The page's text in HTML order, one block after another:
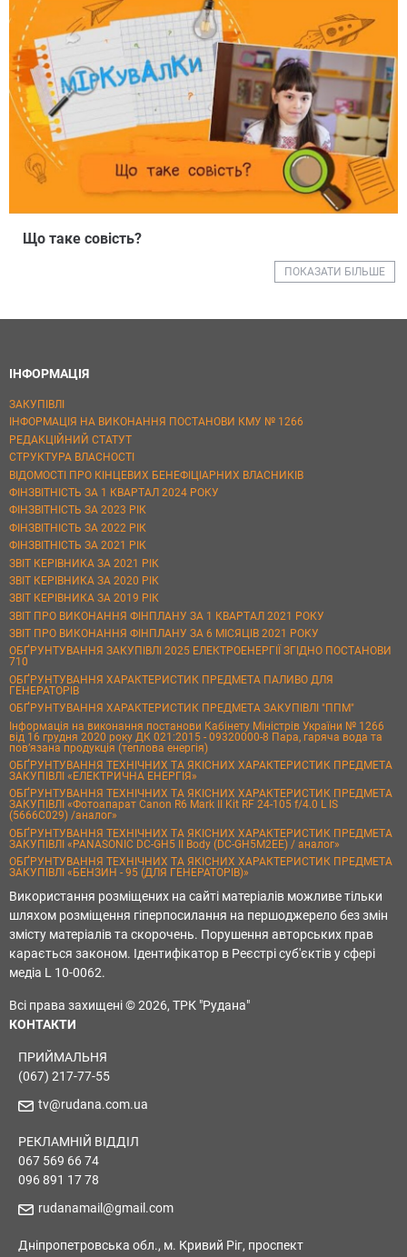
Що таке совість?
ПОКАЗАТИ БІЛЬШЕ
ІНФОРМАЦІЯ
ЗАКУПІВЛІ
ІНФОРМАЦІЯ НА ВИКОНАННЯ ПОСТАНОВИ КМУ № 1266
РЕДАКЦІЙНИЙ СТАТУТ
СТРУКТУРА ВЛАСНОСТІ
ВІДОМОСТІ ПРО КІНЦЕВИХ БЕНЕФІЦІАРНИХ ВЛАСНИКІВ
ФІНЗВІТНІСТЬ ЗА 1 КВАРТАЛ 2024 РОКУ
ФІНЗВІТНІСТЬ ЗА 2023 РІК
ФІНЗВІТНІСТЬ ЗА 2022 РІК
ФІНЗВІТНІСТЬ ЗА 2021 РІК
ЗВІТ КЕРІВНИКА ЗА 2021 РІК
ЗВІТ КЕРІВНИКА ЗА 2020 РІК
ЗВІТ КЕРІВНИКА ЗА 2019 РІК
ЗВІТ ПРО ВИКОНАННЯ ФІНПЛАНУ ЗА 1 КВАРТАЛ 2021 РОКУ
ЗВІТ ПРО ВИКОНАННЯ ФІНПЛАНУ ЗА 6 МІСЯЦІВ 2021 РОКУ
ОБҐРУНТУВАННЯ ЗАКУПІВЛІ 2025 ЕЛЕКТРОЕНЕРГІЇ ЗГІДНО ПОСТАНОВИ
710
ОБҐРУНТУВАННЯ ХАРАКТЕРИСТИК ПРЕДМЕТА ПАЛИВО ДЛЯ
ГЕНЕРАТОРІВ
ОБҐРУНТУВАННЯ ХАРАКТЕРИСТИК ПРЕДМЕТА ЗАКУПІВЛІ "ППМ"
Інформація на виконання постанови Кабінету Міністрів України № 1266
від 16 грудня 2020 року ДК 021:2015 - 09320000-8 Пара, гаряча вода та
пов’язана продукція (теплова енергія)
ОБҐРУНТУВАННЯ ТЕХНІЧНИХ ТА ЯКІСНИХ ХАРАКТЕРИСТИК ПРЕДМЕТА
ЗАКУПІВЛІ «ЕЛЕКТРИЧНА ЕНЕРГІЯ»
ОБҐРУНТУВАННЯ ТЕХНІЧНИХ ТА ЯКІСНИХ ХАРАКТЕРИСТИК ПРЕДМЕТА
ЗАКУПІВЛІ «Фотоапарат Canon R6 Mark II Kit RF 24-105 f/4.0 L IS
(5666C029) /аналог»
ОБҐРУНТУВАННЯ ТЕХНІЧНИХ ТА ЯКІСНИХ ХАРАКТЕРИСТИК ПРЕДМЕТА
ЗАКУПІВЛІ «PANASONIC DC-GH5 II Body (DC-GH5M2EE) / аналог»
ОБҐРУНТУВАННЯ ТЕХНІЧНИХ ТА ЯКІСНИХ ХАРАКТЕРИСТИК ПРЕДМЕТА
ЗАКУПІВЛІ «БЕНЗИН - 95 (ДЛЯ ГЕНЕРАТОРІВ)»
Використання розміщених на сайті матеріалів можливе тільки
шляхом розміщення гіперпосилання на першоджерело без змін
змісту матеріалів та скорочень. Порушення авторських прав
карається законом. Ідентифікатор в Реєстрі суб'єктів у сфері
медіа L 10-0062.
Всі права захищені © 2026, ТРК "Рудана"
КОНТАКТИ
ПРИЙМАЛЬНЯ
(067) 217-77-55
tv@rudana.com.ua
РЕКЛАМНІЙ ВІДДІЛ
067 569 66 74
096 891 17 78
rudanamail@gmail.com
Дніпропетровська обл., м. Кривий Ріг, проспект